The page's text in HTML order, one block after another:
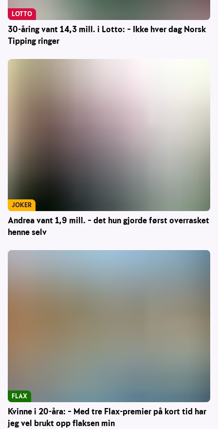
30-åring vant 14,3 mill. i Lotto: – Ikke hver dag Norsk
Tipping ringer
LOTTO
Andrea vant 1,9 mill. – det hun gjorde først overrasket
henne selv
JOKER
Kvinne i 20-åra: – Med tre Flax-premier på kort tid har
jeg vel brukt opp flaksen min
FLAX